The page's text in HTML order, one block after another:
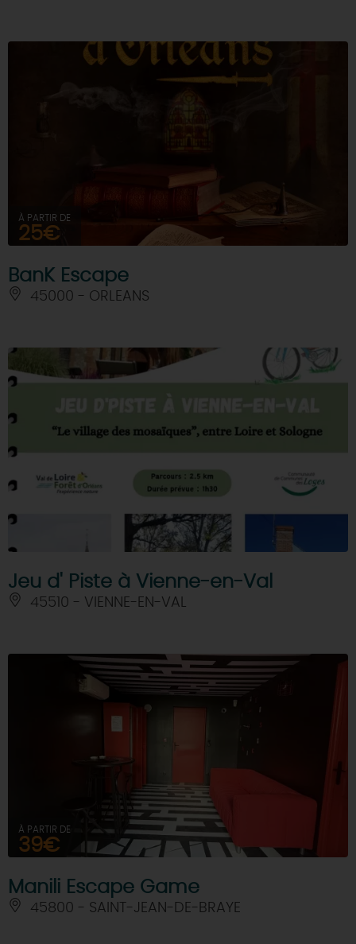
À PARTIR DE
25€
BanK Escape
45000 - ORLEANS
Jeu d' Piste à Vienne-en-Val
45510 - VIENNE-EN-VAL
À PARTIR DE
39€
Manili Escape Game
45800 - SAINT-JEAN-DE-BRAYE